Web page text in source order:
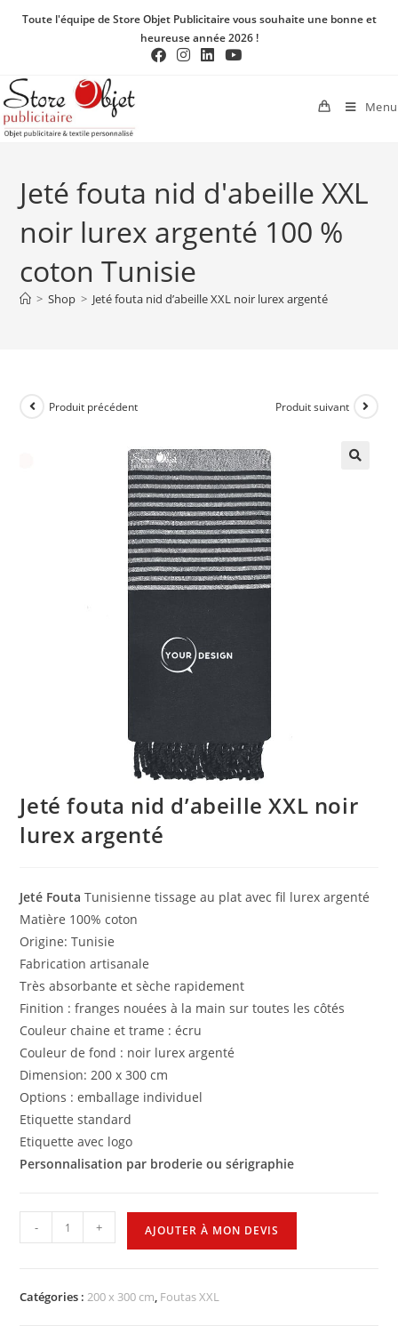
Toute l'équipe de Store Objet Publicitaire vous souhaite une bonne et
heureuse année 2026 !
Menu
Jeté fouta nid d'abeille XXL
noir lurex argenté 100 %
coton Tunisie
> Shop > Jeté fouta nid d’abeille XXL noir lurex argenté
Produit précédent Produit suivant
Jeté fouta nid d’abeille XXL noir
lurex argenté
Jeté Fouta Tunisienne tissage au plat avec fil lurex argenté
Matière 100% coton
Origine: Tunisie
Fabrication artisanale
Très absorbante et sèche rapidement
Finition : franges nouées à la main sur toutes les côtés
Couleur chaine et trame : écru
Couleur de fond : noir lurex argenté
Dimension: 200 x 300 cm
Options : emballage individuel
Etiquette standard
Etiquette avec logo
Personnalisation par broderie ou sérigraphie
- + AJOUTER À MON DEVIS
Catégories :200 x 300 cm, Foutas XXL